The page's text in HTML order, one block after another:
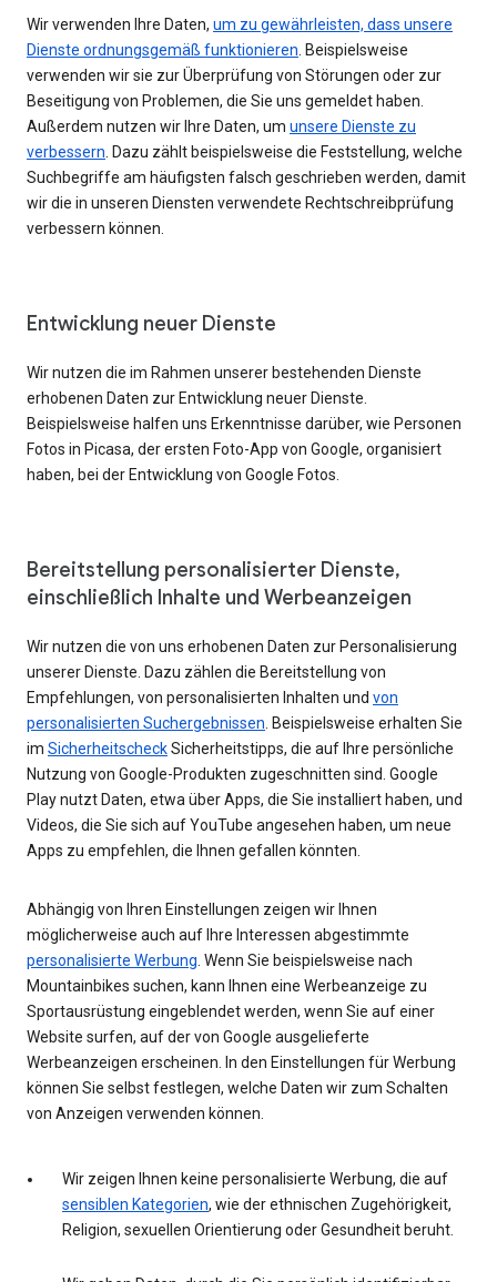
Wir verwenden Ihre Daten, um zu gewährleisten, dass unsere
Dienste ordnungsgemäß funktionieren . Beispielsweise
verwenden wir sie zur Überprüfung von Störungen oder zur
Beseitigung von Problemen, die Sie uns gemeldet haben.
Außerdem nutzen wir Ihre Daten, um unsere Dienste zu
verbessern . Dazu zählt beispielsweise die Feststellung, welche
Suchbegriffe am häufigsten falsch geschrieben werden, damit
wir die in unseren Diensten verwendete Rechtschreibprüfung
verbessern können.
Entwicklung neuer Dienste
Wir nutzen die im Rahmen unserer bestehenden Dienste
erhobenen Daten zur Entwicklung neuer Dienste.
Beispielsweise halfen uns Erkenntnisse darüber, wie Personen
Fotos in Picasa, der ersten Foto-App von Google, organisiert
haben, bei der Entwicklung von Google Fotos.
Bereitstellung personalisierter Dienste,
einschließlich Inhalte und Werbeanzeigen
Wir nutzen die von uns erhobenen Daten zur Personalisierung
unserer Dienste. Dazu zählen die Bereitstellung von
Empfehlungen, von personalisierten Inhalten und von
personalisierten Suchergebnissen . Beispielsweise erhalten Sie
im SicherheitscheckSicherheitstipps, die auf Ihre persönliche
Nutzung von Google-Produkten zugeschnitten sind. Google
Play nutzt Daten, etwa über Apps, die Sie installiert haben, und
Videos, die Sie sich auf YouTube angesehen haben, um neue
Apps zu empfehlen, die Ihnen gefallen könnten.
Abhängig von Ihren Einstellungen zeigen wir Ihnen
möglicherweise auch auf Ihre Interessen abgestimmte
personalisierte Werbung . Wenn Sie beispielsweise nach
Mountainbikes suchen, kann Ihnen eine Werbeanzeige zu
Sportausrüstung eingeblendet werden, wenn Sie auf einer
Website surfen, auf der von Google ausgelieferte
Werbeanzeigen erscheinen. In den Einstellungen für Werbung
können Sie selbst festlegen, welche Daten wir zum Schalten
von Anzeigen verwenden können.
Wir zeigen Ihnen keine personalisierte Werbung, die auf
sensiblen Kategorien, wie der ethnischen Zugehörigkeit,
Religion, sexuellen Orientierung oder Gesundheit beruht.